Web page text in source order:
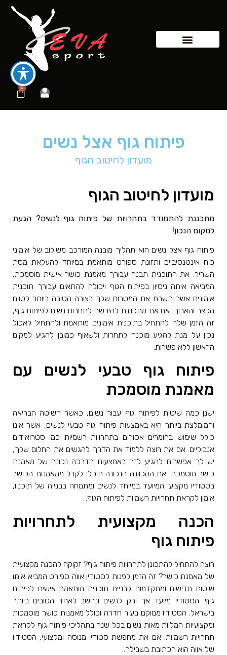
0
פיתוח גוף אצל נשים
מועדון לחיטוב הגוף
מועדון לחיטוב הגוף
מתכננת להתמודד בתחרויות של פיתוח גוף לנשים? הגעת
למקום הנכון!
פיתוח גוף אצל נשים הוא תהליך מובנה המורכב משילוב של אימוני
כוח אינטנסיביים ותזונת ספורט מותאמת במיוחד להעלאת מסת
השריר. את התוכנית תבנה עבורך מאמנת כושר אישית מוסמכת,
המביאה איתה ניסיון בפיתוח הגוף ויכולה להתאים עבורך תוכנית
אימונים אשר תשרת את המטרות שלך בצורה הטובה ביותר לטווח
הקצר והארוך. אם את מתכוונת להירשם לתחרות נשים לפיתוח גוף,
זה הזמן שלך להתחיל בתוכנית אימונים מותאמת ולהתחיל לאכול
נכון על מנת להגיע מוכנה לתחרות ולשאוף כמובן להגיע למקום
הראשון ללא פשרות.
פיתוח גוף טבעי לנשים עם
מאמנת מוסמכת
ישנן כמה שיטות לפיתוח גוף עבור נשים, כאשר השיטה הבריאה
והמומלצת ביותר היא באמצעות פיתוח גוף טבעי לנשים, אשר אינו
כולל שימוש בחומרים אסורים בתחרויות רשמיות כמו סטרואידים
אנבוליים. אם את רוצה ללמוד את הדרך להגשים את החלום שלך,
יש לך אפשרות להגיע לזה באמצעות הדרכה נכונה של מאמנת
כושר מוסמכת. את ההכוונה הנכונה תוכלי לקבל ממאמנות הכושר
בסטודיו מקצועי המיועד במיוחד לנשים ומתמחה בבנייה של תוכניו,
אימון לקראת תחרויות רשמיות לפיתוח הגוף.
הכנה מקצועית לתחרויות
פיתוח גוף
רוצה להתחיל להתכונן לתחרויות פיתוח גוף? זקוקה להכנה מקצועית
של מאמנת כושר? זה הזמן לפנות לסטודיו אווה ספורט המביא איתו
שיטות חדישות ומתקדמות לבניית תוכנית מותאמת אישית לפיתוח
גוף. הסטודיו מיועד אך ורק לנשים ונחשב לאחד הטובים ביותר
בישראל. הסטודיו ממוקם בעיר חדרה וכולל מאמנות כושר מוסמכות
ומקצועיות המלוות מאות נשים בכל שנה בתהליכי פיתוח גוף לקראת
תחרויות רשמיות. אם את מחפשת סטודיו מנוסה ומקצועי, הסטודיו
של אווה הוא הכתובת בשבילך.